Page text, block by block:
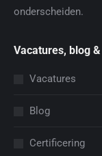
onderscheiden.
Vacatures, blog
Vacatures
Blog
Certificering